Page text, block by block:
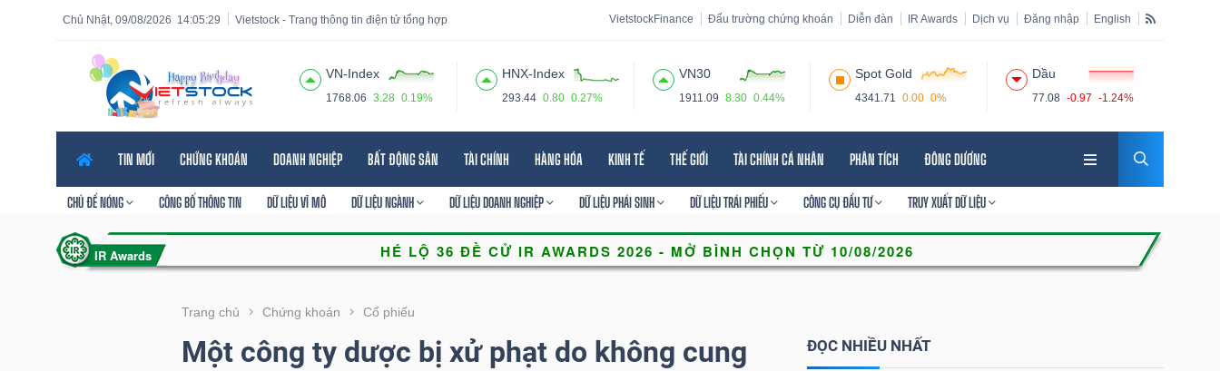
14:05:30
Chủ Nhật, 09/08/2026 Vietstock - Trang thông tin điện tử tổng hợp VietstockFinance Đấu trường chứng khoán Diễn đàn IR Awards Dịch vụ Đăng nhập English
VN-Index
1768.06 3.28 0.19%
HNX-Index
293.44 0.80 0.27%
VN30
1911.09 8.30 0.44%
Spot Gold
4341.71 0.00 0%
Dầu
77.08 -0.97 -1.24%
TIN MỚI CHỨNG KHOÁN DOANH NGHIỆP BẤT ĐỘNG SẢN TÀI CHÍNH HÀNG HÓA KINH TẾ THẾ GIỚI TÀI CHÍNH CÁ NHÂN PHÂN TÍCH ĐÔNG DƯƠNG
CHỦ ĐỀ NÓNG CÔNG BỐ THÔNG TIN DỮ LIỆU VĨ MÔ DỮ LIỆU NGÀNH DỮ LIỆU DOANH NGHIỆP DỮ LIỆU PHÁI SINH DỮ LIỆU TRÁI PHIẾU CÔNG CỤ ĐẦU TƯ TRUY XUẤT DỮ LIỆU
Trang chủ Chứng khoán Cổ phiếu
Một công ty dược bị xử phạt do không cung
ĐỌC NHIỀU NHẤT
Tính năng
năng
VIETSTOCK